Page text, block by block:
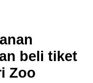
beli tiket
Zoo